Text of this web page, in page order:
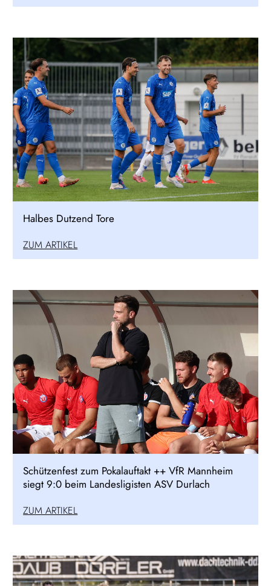
Halbes Dutzend Tore
ZUM ARTIKEL
Schützenfest zum Pokalauftakt ++ VfR Mannheim
siegt 9:0 beim Landesligisten ASV Durlach
ZUM ARTIKEL